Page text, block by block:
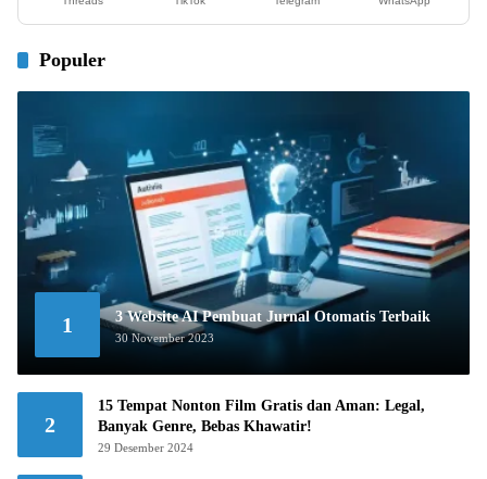
Populer
1 3 Website AI Pembuat Jurnal Otomatis Terbaik
30 November 2023
2
15 Tempat Nonton Film Gratis dan Aman: Legal,
Banyak Genre, Bebas Khawatir!
29 Desember 2024